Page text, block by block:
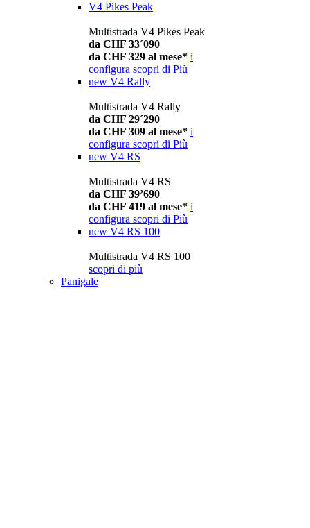
V4 Pikes Peak
Multistrada V4 Pikes Peak
da CHF 33´090
da CHF 329 al mese* i
configura scopri di Più
new V4 Rally
Multistrada V4 Rally
da CHF 29´290
da CHF 309 al mese* i
configura scopri di Più
new V4 RS
Multistrada V4 RS
da CHF 39’690
da CHF 419 al mese* i
configura scopri di Più
new V4 RS 100
Multistrada V4 RS 100
scopri di più
Panigale